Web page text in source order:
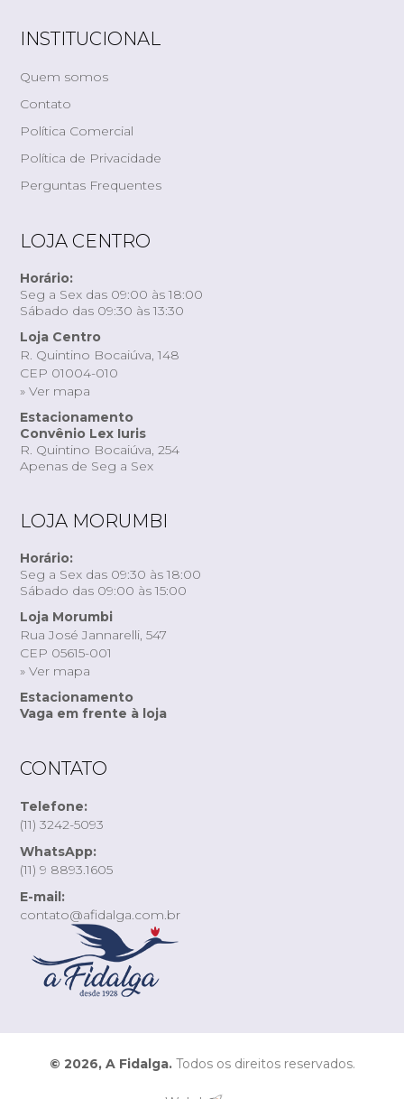
INSTITUCIONAL
Quem somos
Contato
Política Comercial
Política de Privacidade
Perguntas Frequentes
LOJA CENTRO
Horário:
Seg a Sex das 09:00 às 18:00
Sábado das 09:30 às 13:30
Loja Centro
R. Quintino Bocaiúva, 148
CEP 01004-010
» Ver mapa
Estacionamento
Convênio Lex Iuris
R. Quintino Bocaiúva, 254
Apenas de Seg a Sex
LOJA MORUMBI
Horário:
Seg a Sex das 09:30 às 18:00
Sábado das 09:00 às 15:00
Loja Morumbi
Rua José Jannarelli, 547
CEP 05615-001
» Ver mapa
Estacionamento
Vaga em frente à loja
CONTATO
Telefone:
(11) 3242-5093
WhatsApp:
(11) 9 8893.1605
E-mail:
contato@afidalga.com.br
© 2026, A Fidalga.Todos os direitos reservados.